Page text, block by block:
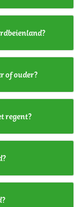
of ouder?
regent?